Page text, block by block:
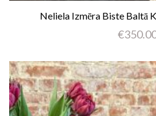
Neliela Izmēra Biste Baltā
€